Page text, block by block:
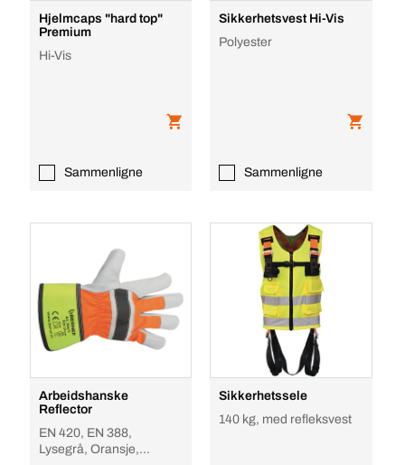
Hjelmcaps "hard top"
Premium
Hi-Vis
Sammenligne
Sikkerhetsvest Hi-Vis
Polyester
Sammenligne
Arbeidshanske
Reflector
EN 420, EN 388,
Lysegrå, Oransje,
Sikkerhetssele
140 kg, med refleksvest